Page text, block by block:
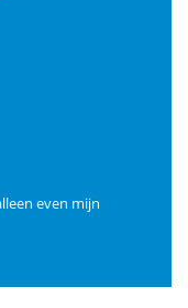
even mijn